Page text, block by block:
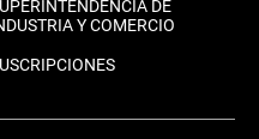
DE
Y COMERCIO